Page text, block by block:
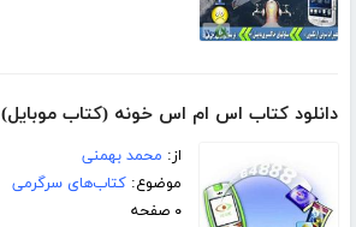
دانلود کتاب اس ام اس خونه (کتاب موبایل)
از: محمد بهمنی
موضوع:کتاب‌های سرگرمی
۰ صفحه